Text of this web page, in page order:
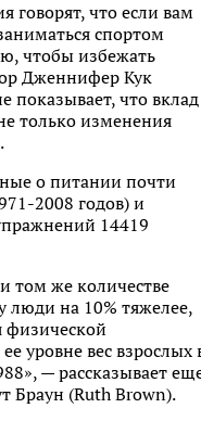
говорят, что если вам
спортом
чтобы избежать
Дженнифер Кук
показывает, что вклад
только изменения
о питании почти
2008 годов) и
14419
том же количестве
люди на 10% тяжелее,
физической
уровне вес взрослых
— рассказывает
Браун (Ruth Brown).